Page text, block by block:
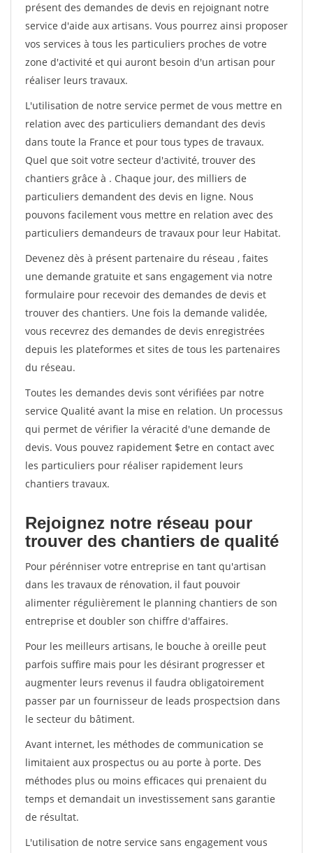
présent des demandes de devis en rejoignant notre
service d'aide aux artisans. Vous pourrez ainsi proposer
vos services à tous les particuliers proches de votre
zone d'activité et qui auront besoin d'un artisan pour
réaliser leurs travaux.
L'utilisation de notre service permet de vous mettre en
relation avec des particuliers demandant des devis
dans toute la France et pour tous types de travaux.
Quel que soit votre secteur d'activité, trouver des
chantiers grâce à . Chaque jour, des milliers de
particuliers demandent des devis en ligne. Nous
pouvons facilement vous mettre en relation avec des
particuliers demandeurs de travaux pour leur Habitat.
Devenez dès à présent partenaire du réseau , faites
une demande gratuite et sans engagement via notre
formulaire pour recevoir des demandes de devis et
trouver des chantiers. Une fois la demande validée,
vous recevrez des demandes de devis enregistrées
depuis les plateformes et sites de tous les partenaires
du réseau.
Toutes les demandes devis sont vérifiées par notre
service Qualité avant la mise en relation. Un processus
qui permet de vérifier la véracité d'une demande de
devis. Vous pouvez rapidement $etre en contact avec
les particuliers pour réaliser rapidement leurs
chantiers travaux.
Rejoignez notre réseau pour
trouver des chantiers de qualité
Pour pérénniser votre entreprise en tant qu'artisan
dans les travaux de rénovation, il faut pouvoir
alimenter régulièrement le planning chantiers de son
entreprise et doubler son chiffre d'affaires.
Pour les meilleurs artisans, le bouche à oreille peut
parfois suffire mais pour les désirant progresser et
augmenter leurs revenus il faudra obligatoirement
passer par un fournisseur de leads prospectsion dans
le secteur du bâtiment.
Avant internet, les méthodes de communication se
limitaient aux prospectus ou au porte à porte. Des
méthodes plus ou moins efficaces qui prenaient du
temps et demandait un investissement sans garantie
de résultat.
L'utilisation de notre service sans engagement vous